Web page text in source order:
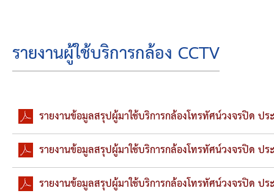
โครงสร้างองค์กร
วิสัยทัศน์
ยุทธศาสตร์การพัฒนา
รายงานผู้ใช้บริการกล้อง CCTV
รายงานข้อมูลสรุปผู้มาใช้บริการกล้องโทรทัศน์วงจรปิด ป
รายงานข้อมูลสรุปผู้มาใช้บริการกล้องโทรทัศน์วงจรปิด
รายงานข้อมูลสรุปผู้มาใช้บริการกล้องโทรทัศน์วงจรปิด ป